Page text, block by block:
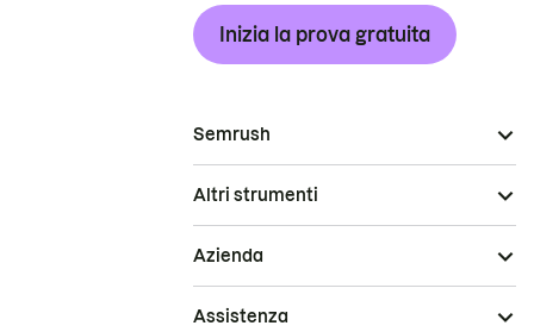
Inizia la prova gratuita
Semrush
Altri strumenti
Azienda
Assistenza